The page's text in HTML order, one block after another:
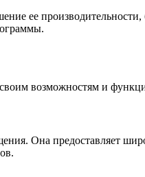
ее
возможностям и
Она предоставляет